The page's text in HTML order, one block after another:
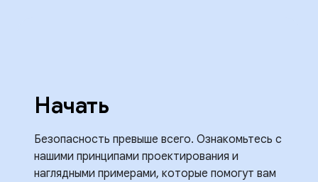
Начать
Безопасность превыше всего. Ознакомьтесь с
нашими принципами проектирования и
наглядными примерами, которые помогут вам